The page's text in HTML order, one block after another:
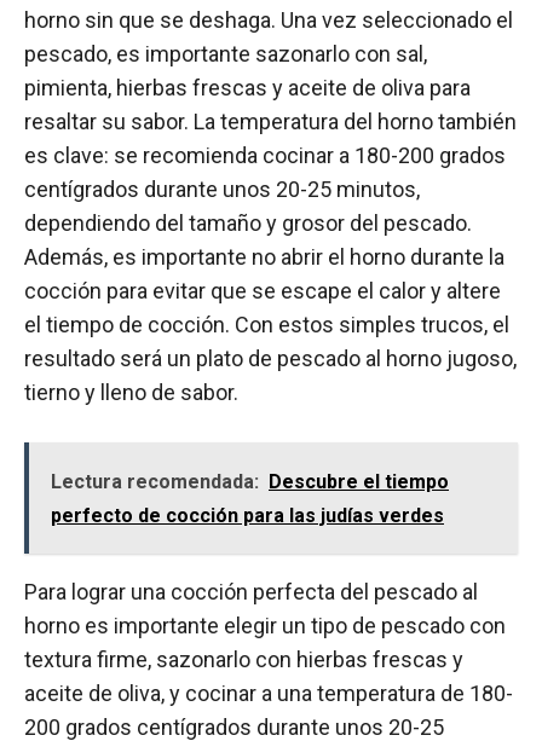
horno sin que se deshaga. Una vez seleccionado el
pescado, es importante sazonarlo con sal,
pimienta, hierbas frescas y aceite de oliva para
resaltar su sabor. La temperatura del horno también
es clave: se recomienda cocinar a 180-200 grados
centígrados durante unos 20-25 minutos,
dependiendo del tamaño y grosor del pescado.
Además, es importante no abrir el horno durante la
cocción para evitar que se escape el calor y altere
el tiempo de cocción. Con estos simples trucos, el
resultado será un plato de pescado al horno jugoso,
tierno y lleno de sabor.
Lectura recomendada: Descubre el tiempo
perfecto de cocción para las judías verdes
Para lograr una cocción perfecta del pescado al
horno es importante elegir un tipo de pescado con
textura firme, sazonarlo con hierbas frescas y
aceite de oliva, y cocinar a una temperatura de 180-
200 grados centígrados durante unos 20-25